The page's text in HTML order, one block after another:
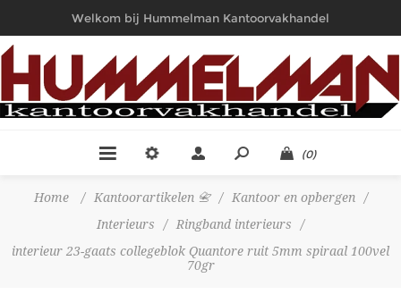
Welkom bij Hummelman Kantoorvakhandel
(0)
Home / Kantoorartikelen 📇 / Kantoor en opbergen
/
Interieurs
/ Ringband interieurs
/
interieur 23-gaats collegeblok Quantore ruit 5mm spiraal 100vel
70gr